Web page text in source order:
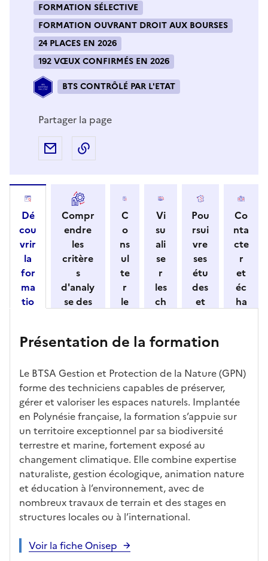
FORMATION SÉLECTIVE
FORMATION OUVRANT DROIT AUX BOURSES
24 PLACES EN 2026
192 VŒUX CONFIRMÉS EN 2026
BTS CONTRÔLÉ PAR L'ETAT
Partager la page
Partager par e-mail
Dé
cou
vrir
la
for
ma
tio
ses
act
éris
tiq
ues
Compr
endre
les
critère
s
d'analy
se des
par
ssemen
t
C
o
ns
ul
te
r
le
o
ali
té
s
d
e
c
a
n
di
d
at
e
Vi
su
ali
se
r
les
ch
s
ac
cè
s à
la
fo
rm
ati
on
Pou
rsui
vre
ses
étu
des
et
re
dé
bo
uch
és
Co
nta
cte
r
et
éc
ha
l'ét
iss
em
Présentation de la formation
Le BTSA Gestion et Protection de la Nature (GPN)
forme des techniciens capables de préserver,
gérer et valoriser les espaces naturels. Implantée
en Polynésie française, la formation s’appuie sur
un territoire exceptionnel par sa biodiversité
terrestre et marine, fortement exposé au
changement climatique. Elle combine expertise
naturaliste, gestion écologique, animation nature
et éducation à l’environnement, avec de
nombreux travaux de terrain et des stages en
structures locales ou à l’international.
Voir la fiche Onisep